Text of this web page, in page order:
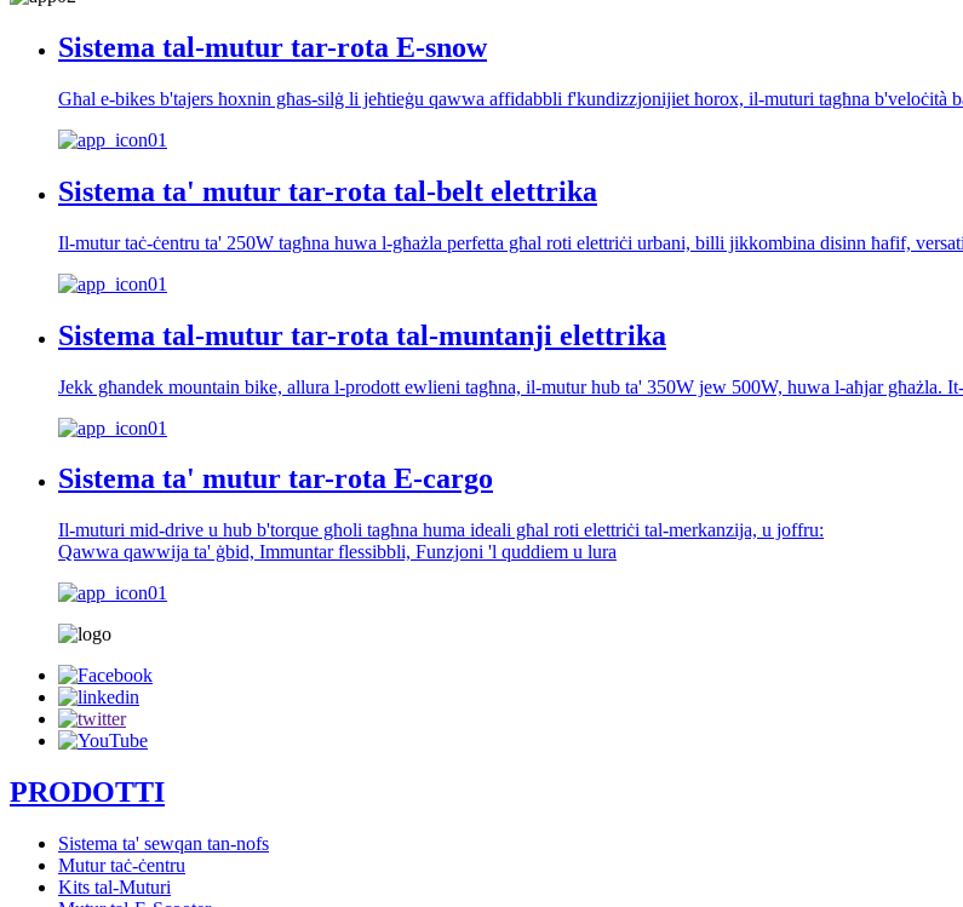
Sistema tal-mutur tar-rota E-snow
Għal e-bikes b'tajers ħoxnin għas-silġ li jeħtieġu qawwa affidabbli f'kundizzjonijiet ħorox, il-muturi tagħna b'veloċità
Sistema ta' mutur tar-rota tal-belt elettrika
Il-mutur taċ-ċentru ta' 250W tagħna huwa l-għażla perfetta għal roti elettriċi urbani, billi jikkombina disinn ħafif,
Sistema tal-mutur tar-rota tal-muntanji elettrika
Jekk għandek mountain bike, allura l-prodott ewlieni tagħna, il-mutur hub ta' 350W jew 500W, huwa l-aħjar għażla.
Sistema ta' mutur tar-rota E-cargo
Il-muturi mid-drive u hub b'torque għoli tagħna huma ideali għal roti elettriċi tal-merkanzija, u joffru:
Qawwa qawwija ta' ġbid, Immuntar flessibbli, Funzjoni 'l quddiem u lura
PRODOTTI
Sistema ta' sewqan tan-nofs
Mutur taċ-ċentru
Kits tal-Muturi